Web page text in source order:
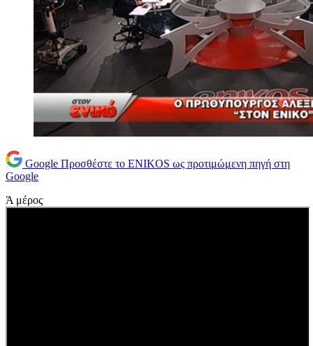
Google Προσθέστε το ENIKOS ως προτιμώμενη πηγή στη
Google
Ά μέρος